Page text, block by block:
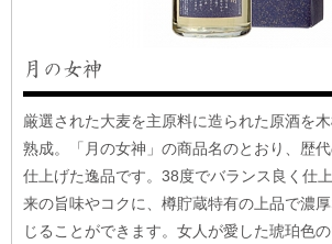
月の女神
厳選された大麦を主原料に造られた原酒を
熟成。「月の女神」の商品名のとおり、歴
仕上げた逸品です。38度でバランス良く仕
来の旨味やコクに、樽貯蔵特有の上品で濃
じることができます。女人が愛した琥珀色